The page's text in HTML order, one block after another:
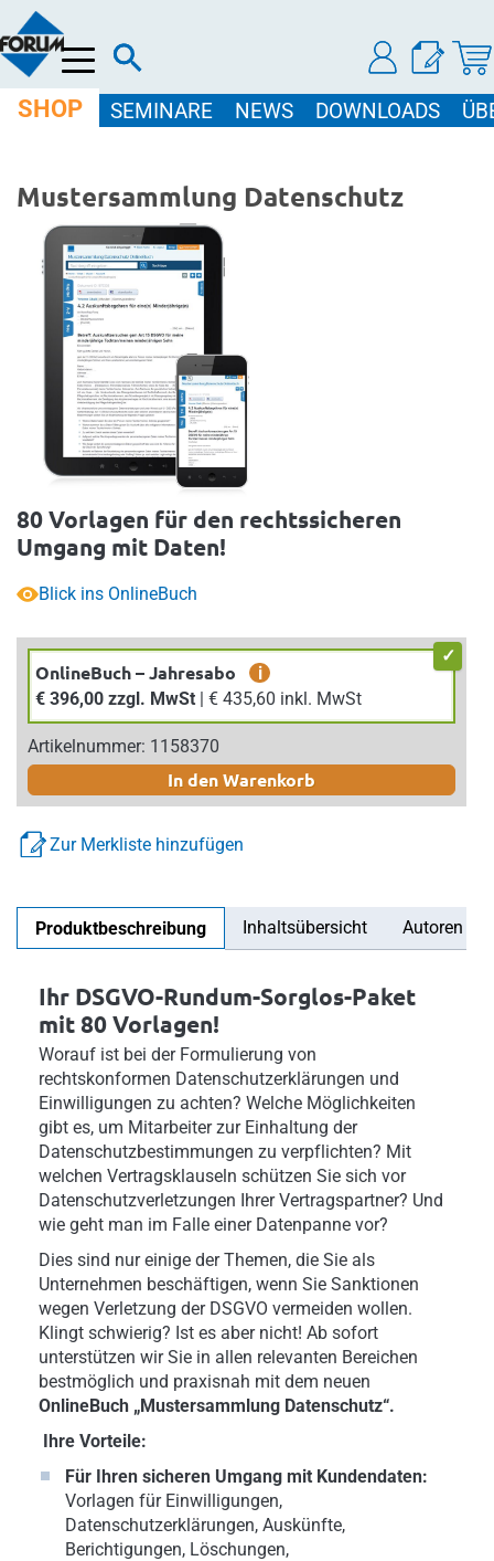
Menü
SHOP SEMINARE NEWS DOWNLOADS
Mustersammlung Datenschutz
80 Vorlagen für den rechtssicheren
Umgang mit Daten!
Blick ins OnlineBuch
OnlineBuch – Jahresabo
i
€ 396,00 zzgl. MwSt
| € 435,60 inkl. MwSt
Artikelnummer: 1158370
In den Warenkorb
Zur Merkliste hinzufügen
Produktbeschreibung Inhaltsübersicht Autoren
Ihr DSGVO-Rundum-Sorglos-Paket
mit 80 Vorlagen!
Worauf ist bei der Formulierung von
rechtskonformen Datenschutzerklärungen und
Einwilligungen zu achten? Welche Möglichkeiten
gibt es, um Mitarbeiter zur Einhaltung der
Datenschutzbestimmungen zu verpflichten? Mit
welchen Vertragsklauseln schützen Sie sich vor
Datenschutzverletzungen Ihrer Vertragspartner? Und
wie geht man im Falle einer Datenpanne vor?
Dies sind nur einige der Themen, die Sie als
Unternehmen beschäftigen, wenn Sie Sanktionen
wegen Verletzung der DSGVO vermeiden wollen.
Klingt schwierig? Ist es aber nicht! Ab sofort
unterstützen wir Sie in allen relevanten Bereichen
bestmöglich und praxisnah mit dem neuen
OnlineBuch „Mustersammlung Datenschutz“.
Ihre Vorteile:
Für Ihren sicheren Umgang mit Kundendaten:
Vorlagen für Einwilligungen,
Datenschutzerklärungen, Auskünfte,
Berichtigungen, Löschungen,